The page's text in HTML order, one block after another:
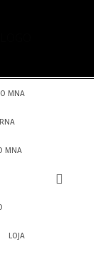
O MNA
MNA
LOJA